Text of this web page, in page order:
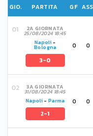
GIO. PARTITA GF
2A GIORNATA
25/08/2024 18:45
Napoli -
Bologna
3-0
0 0
3A GIORNATA
31/08/2024 18:45
Napoli -Parma
2-1
0 0